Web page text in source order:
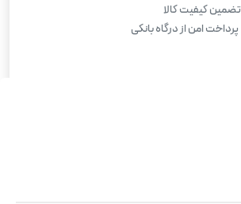
تضمین کیفیت کالا
پرداخت امن از درگاه بانکی